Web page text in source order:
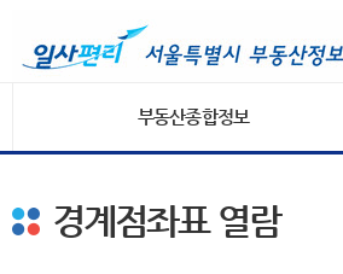
부동산종합정보
경계점좌표 열람